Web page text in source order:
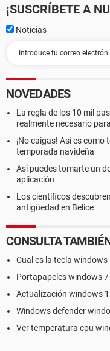
¡SUSCRÍBETE A
Noticias
NOVEDADES
La regla de los 10 mil
realmente necesario
¡No caigas! Así es
temporada navideña
Así puedes tomarte un
aplicación
Los científicos
antigüedad en Belice
CONSULTA
Cual es la tecla windows
Portapapeles windows 7
Actualización windows
Windows defender
Ver temperatura cpu